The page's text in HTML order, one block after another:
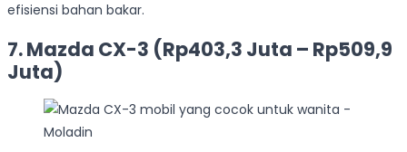
efisiensi bahan bakar.
7. Mazda CX-3 (Rp403,3 Juta – Rp509,9
Juta)